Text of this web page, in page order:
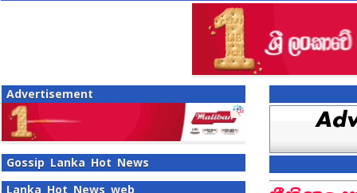
Advertisement
Gossip Lanka Hot News
Lanka Hot News web